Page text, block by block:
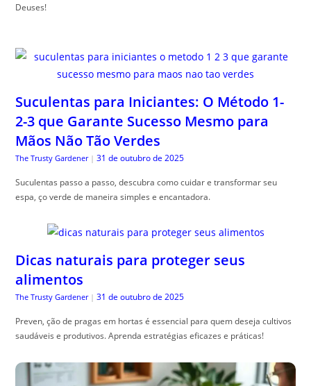
Deuses!
Suculentas para Iniciantes: O Método 1-
2-3 que Garante Sucesso Mesmo para
Mãos Não Tão Verdes
The Trusty Gardener | 31 de outubro de 2025
Suculentas passo a passo, descubra como cuidar e transformar seu
espa, ço verde de maneira simples e encantadora.
Dicas naturais para proteger seus
alimentos
The Trusty Gardener | 31 de outubro de 2025
Preven, ção de pragas em hortas é essencial para quem deseja cultivos
saudáveis e produtivos. Aprenda estratégias eficazes e práticas!